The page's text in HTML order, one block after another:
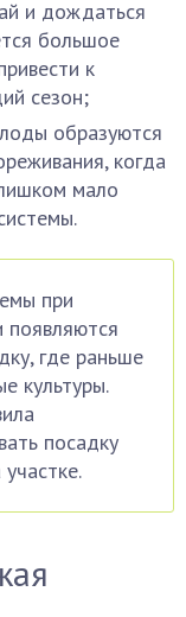
и дождаться
большое
к
сезон;
образуются
когда
мало
при
появляются
где раньше
культуры.
посадку